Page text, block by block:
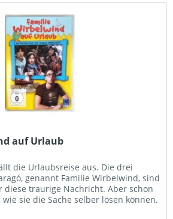
auf Urlaub
die Urlaubsreise aus. Die drei
genannt Familie Wirbelwind, sind
diese traurige Nachricht. Aber schon
sie die Sache selber lösen können.